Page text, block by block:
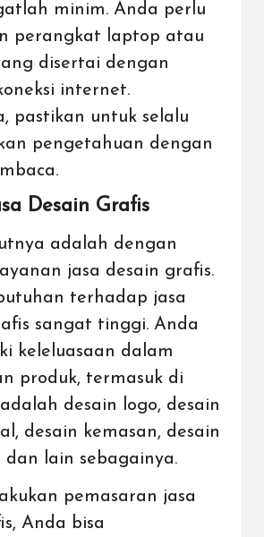
minim. Anda perlu
perangkat laptop atau
disertai dengan
internet.
pastikan untuk selalu
pengetahuan dengan
Desain Grafis
adalah dengan
jasa desain grafis.
terhadap jasa
sangat tinggi. Anda
keleluasaan dalam
produk, termasuk di
desain logo, desain
desain kemasan, desain
dan lain sebagainya.
pemasaran jasa
Anda bisa